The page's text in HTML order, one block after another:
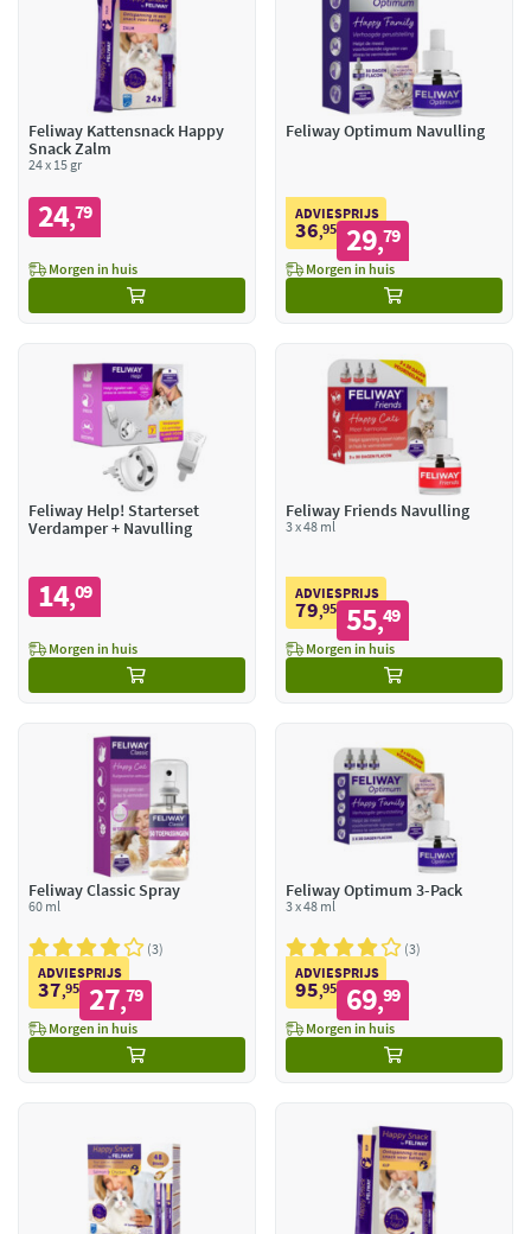
Feliway Kattensnack Happy
Snack Zalm
24 x 15 gr
24,79
Morgen in huis
Feliway Optimum Navulling
ADVIESPRIJS
36,95 29,79
Morgen in huis
Feliway Help! Starterset
Verdamper + Navulling
14,09
Morgen in huis
Feliway Friends Navulling
3 x 48 ml
ADVIESPRIJS
79,95 55,49
Morgen in huis
Feliway Classic Spray
60 ml
3
ADVIESPRIJS
37,95 27,79
Morgen in huis
Feliway Optimum 3-Pack
3 x 48 ml
3
ADVIESPRIJS
95,95 69,99
Morgen in huis